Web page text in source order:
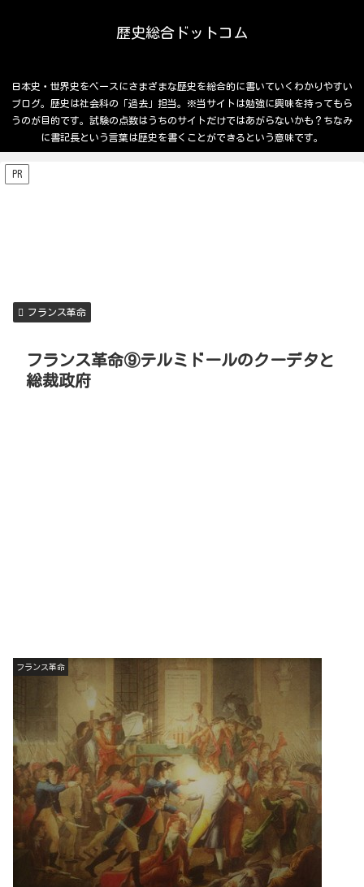
歴史総合ドットコム
日本史・世界史をベースにさまざまな歴史を総合的に書いていくわかりやすい
ブログ。歴史は社会科の「過去」担当。※当サイトは勉強に興味を持ってもら
うのが目的です。試験の点数はうちのサイトだけではあがらないかも？ちなみ
に書記長という言葉は歴史を書くことができるという意味です。
PR
フランス革命
フランス革命⑨テルミドールのクーデタと
総裁政府
フランス革命